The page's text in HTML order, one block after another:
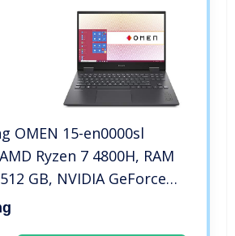
OMEN 15-en0000sl
Ryzen 7 4800H, RAM
GB, NVIDIA GeForce
6 GB, Windows 10 Home